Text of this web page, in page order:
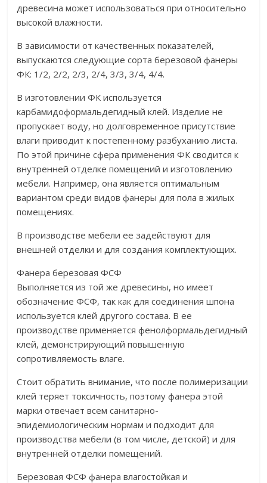
древесина может использоваться при относительно
высокой влажности.
В зависимости от качественных показателей,
выпускаются следующие сорта березовой фанеры
ФК: 1/2, 2/2, 2/3, 2/4, 3/3, 3/4, 4/4.
В изготовлении ФК используется
карбамидоформальдегидный клей. Изделие не
пропускает воду, но долговременное присутствие
влаги приводит к постепенному разбуханию листа.
По этой причине сфера применения ФК сводится к
внутренней отделке помещений и изготовлению
мебели. Например, она является оптимальным
вариантом среди видов фанеры для пола в жилых
помещениях.
В производстве мебели ее задействуют для
внешней отделки и для создания комплектующих.
Фанера березовая ФСФ
Выполняется из той же древесины, но имеет
обозначение ФСФ, так как для соединения шпона
используется клей другого состава. В ее
производстве применяется фенолформальдегидный
клей, демонстрирующий повышенную
сопротивляемость влаге.
Стоит обратить внимание, что после полимеризации
клей теряет токсичность, поэтому фанера этой
марки отвечает всем санитарно-
эпидемиологическим нормам и подходит для
производства мебели (в том числе, детской) и для
внутренней отделки помещений.
Березовая ФСФ фанера влагостойкая и